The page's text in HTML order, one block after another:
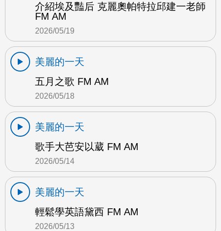
介紹埃及豔后 克麗奧帕特拉邱建一老師
FM AM
2026/05/19
美麗的一天
五月之歌 FM AM
2026/05/18
美麗的一天
歌手大芭安以葳 FM AM
2026/05/14
美麗的一天
輕鬆學英語黛西 FM AM
2026/05/13